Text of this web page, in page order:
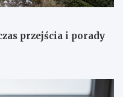
przejścia i porady